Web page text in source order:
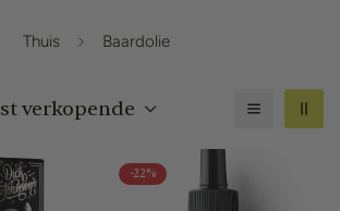
Thuis Baardolie
verkopende
-22%